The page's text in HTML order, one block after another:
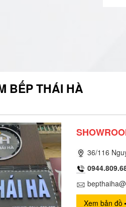
BẾP THÁI HÀ
36/116
Xem bản đồ